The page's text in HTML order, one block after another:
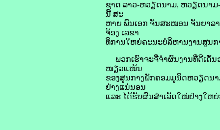
ຊາດ ລາວ-ຫວຽດນາມ, ຫວຽດນາມ
ນີ້ ສະ
ຫາຍ ພົນເອກ ຈັນສະໝອນ ຈັນຍາລ
ຈ້ອງ ເລຂາ
ທິການໃຫຍ່ຄະນະບໍລິຫານງານສູນ
ພວກເຮົາຈະຈື່ຈຳຜົນງານທີ່ດີເດັ່ນ
ໜຽວແໜ້ນ
ຂອງສູນກາງພັກຄອມມູນິດຫວຽດນ
ຢ່າງແນ່ນອນ
ແລະ ໄດ້ຮັບຜົນສຳເລັດໃໝ່ຢ່າງໃຫ